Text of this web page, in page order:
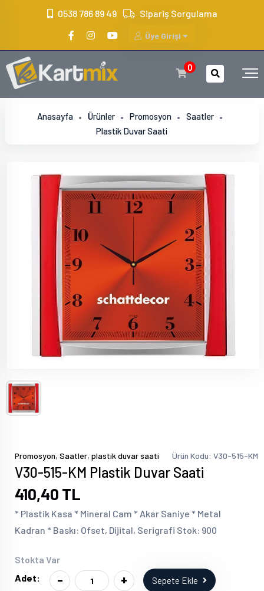
0538 786 89 49 Sipariş Sorgulama
Üye Girişi
0
Anasayfa Ürünler Promosyon
Saatler
Plastik Duvar Saati
Promosyon, Saatler, plastik duvar saati Ürün Kodu: V30-515-KM
V30-515-KM Plastik Duvar Saati
410,40 TL
* Plastik Kasa * Mineral Cam * Akar Saniye * Metal
Kadran * Baskı: Ofset, Dijital, Serigrafi Stok: 900
Stokta Var
Adet:
- + Sepete Ekle